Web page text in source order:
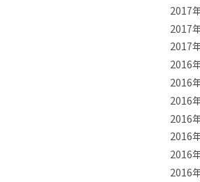
2017
2017
2017
2016
2016
2016
2016
2016
2016
2016